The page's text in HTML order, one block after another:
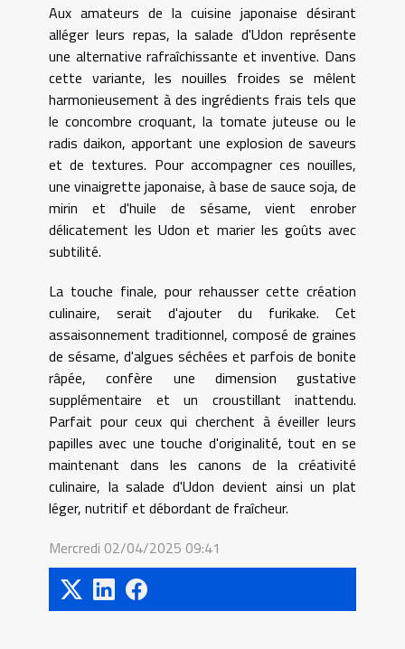
Aux amateurs de la cuisine japonaise désirant
alléger leurs repas, la salade d'Udon représente
une alternative rafraîchissante et inventive. Dans
cette variante, les nouilles froides se mêlent
harmonieusement à des ingrédients frais tels que
le concombre croquant, la tomate juteuse ou le
radis daikon, apportant une explosion de saveurs
et de textures. Pour accompagner ces nouilles,
une vinaigrette japonaise, à base de sauce soja, de
mirin et d'huile de sésame, vient enrober
délicatement les Udon et marier les goûts avec
subtilité.
La touche finale, pour rehausser cette création
culinaire, serait d'ajouter du furikake. Cet
assaisonnement traditionnel, composé de graines
de sésame, d'algues séchées et parfois de bonite
râpée, confère une dimension gustative
supplémentaire et un croustillant inattendu.
Parfait pour ceux qui cherchent à éveiller leurs
papilles avec une touche d'originalité, tout en se
maintenant dans les canons de la créativité
culinaire, la salade d'Udon devient ainsi un plat
léger, nutritif et débordant de fraîcheur.
Mercredi 02/04/2025 09:41